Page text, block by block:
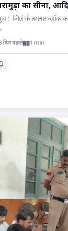
का सीना,
:- जिले के तमनार ब्लॉक
दिन पहले 1 min